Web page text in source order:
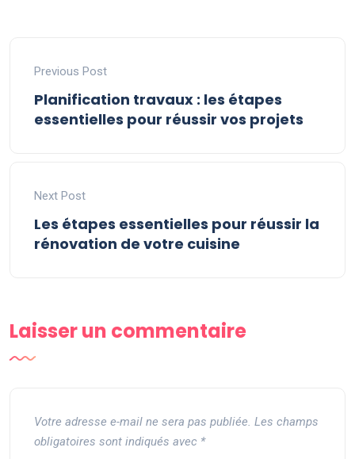
Previous Post
Planification travaux : les étapes
essentielles pour réussir vos projets
Next Post
Les étapes essentielles pour réussir la
rénovation de votre cuisine
Laisser un commentaire
Votre adresse e-mail ne sera pas publiée. Les champs
obligatoires sont indiqués avec *